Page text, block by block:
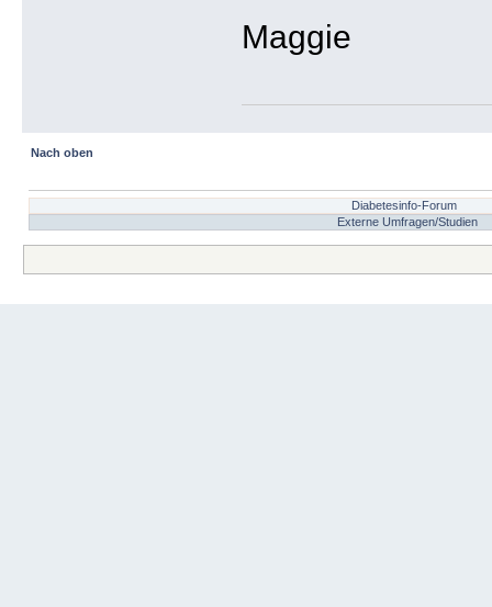
Maggie
Nach oben
Diabetesinfo-Forum
Externe Umfragen/Studien